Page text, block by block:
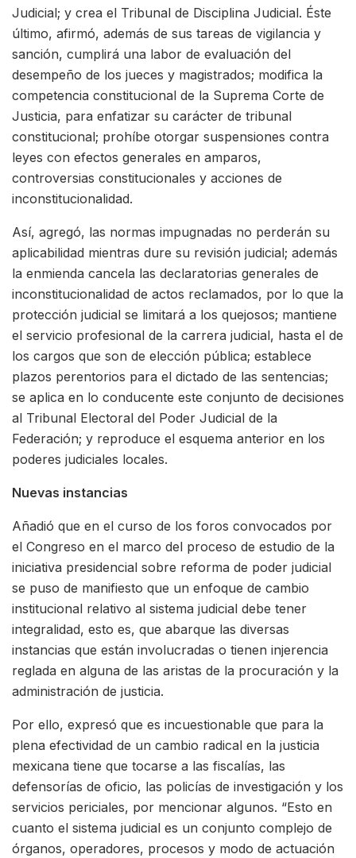
Judicial; y crea el Tribunal de Disciplina Judicial. Éste
último, afirmó, además de sus tareas de vigilancia y
sanción, cumplirá una labor de evaluación del
desempeño de los jueces y magistrados; modifica la
competencia constitucional de la Suprema Corte de
Justicia, para enfatizar su carácter de tribunal
constitucional; prohíbe otorgar suspensiones contra
leyes con efectos generales en amparos,
controversias constitucionales y acciones de
inconstitucionalidad.
Así, agregó, las normas impugnadas no perderán su
aplicabilidad mientras dure su revisión judicial; además
la enmienda cancela las declaratorias generales de
inconstitucionalidad de actos reclamados, por lo que la
protección judicial se limitará a los quejosos; mantiene
el servicio profesional de la carrera judicial, hasta el de
los cargos que son de elección pública; establece
plazos perentorios para el dictado de las sentencias;
se aplica en lo conducente este conjunto de decisiones
al Tribunal Electoral del Poder Judicial de la
Federación; y reproduce el esquema anterior en los
poderes judiciales locales.
Nuevas instancias
Añadió que en el curso de los foros convocados por
el Congreso en el marco del proceso de estudio de la
iniciativa presidencial sobre reforma de poder judicial
se puso de manifiesto que un enfoque de cambio
institucional relativo al sistema judicial debe tener
integralidad, esto es, que abarque las diversas
instancias que están involucradas o tienen injerencia
reglada en alguna de las aristas de la procuración y la
administración de justicia.
Por ello, expresó que es incuestionable que para la
plena efectividad de un cambio radical en la justicia
mexicana tiene que tocarse a las fiscalías, las
defensorías de oficio, las policías de investigación y los
servicios periciales, por mencionar algunos. “Esto en
cuanto el sistema judicial es un conjunto complejo de
órganos, operadores, procesos y modo de actuación